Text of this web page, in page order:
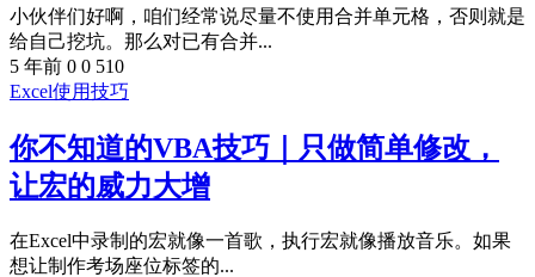
小伙伴们好啊，咱们经常说尽量不使用合并单元格，否则就是
给自己挖坑。那么对已有合并...
5 年前 0 0 510
Excel使用技巧
你不知道的VBA技巧｜只做简单修改，
让宏的威力大增
在Excel中录制的宏就像一首歌，执行宏就像播放音乐。如果
想让制作考场座位标签的...